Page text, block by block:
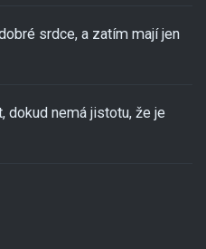
srdce, a zatím mají jen
dokud nemá jistotu, že je